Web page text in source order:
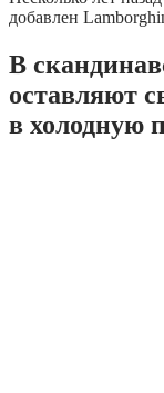
добавлен
В
оставляют
в холодную